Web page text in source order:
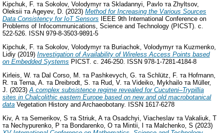
Kipchuk, F. та Sokolov, Volodymyrта Skladannyi, Pavlo та Zhyltsov,
Oleksii та Ageyev, D. (2023) Method for Increasing the Various Sources
Data Consistency for IoT Sensors IEEE 9th International Conference on
Problems of Infocommunications, Science and Technology (PICST). с.
522-526. ISSN 979-8-3503-9891-5
Kipchuk, F. та Sokolov, Volodymyrта Buriachok, Volodymyrта Kuzmenko,
Lidiy (2019) Investigation of Availability of Wireless Access Points based
on Embedded Systems PICST. с. 246-250. ISSN 978-1-7281-4184-8
Kirleis, W. та Dal Corso, M. та Pashkevych, G. та Schlütz, F. та Hofmann,
R. та Terna, A. та Dreibrodt, S. та Rud, V. та Videiko, Mykhailo та Müller,
J. (2023) A complex subsistence regime revealed for Cucuteni–Trypillia
sites in Chalcolithic eastern Europe based on new and old macrobotanical
data Vegetation History and Archaeobotany. ISSN 1617-6278
Kiv, А та Semerikov, S та Striuk, Aта Osadchyi, Viacheslav та Vakaliuk, T
та Nechypurenko, P та Bondarenko, O та Mintii, I та Malchenko, S (2023)